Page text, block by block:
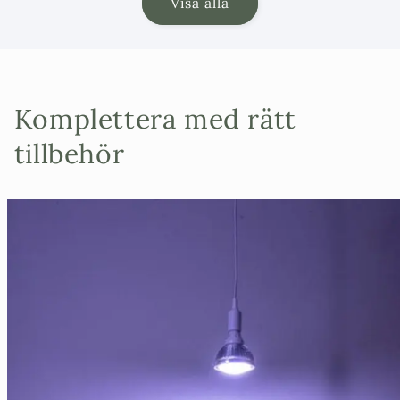
Komplettera med rätt
tillbehör